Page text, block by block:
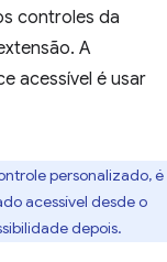
controles da
A
acessível é usar
personalizado, é
acessível desde o
depois.